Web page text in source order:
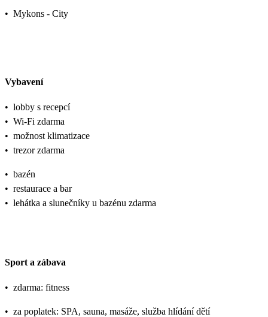
• Mykons - City
Vybavení
• lobby s recepcí
• Wi-Fi zdarma
• možnost klimatizace
• trezor zdarma
• bazén
• restaurace a bar
• lehátka a slunečníky u bazénu zdarma
Sport a zábava
• zdarma: fitness
• za poplatek: SPA, sauna, masáže, služba hlídání dětí